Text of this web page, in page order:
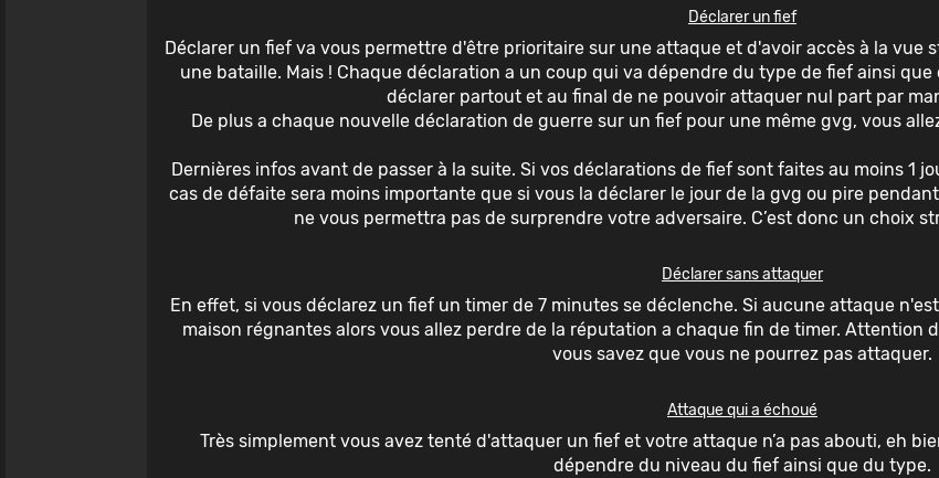
Déclarer un fief
Déclarer un fief va vous permettre d'être prioritaire sur une attaque et d'avoir accès à la
une bataille. Mais ! Chaque déclaration a un coup qui va dépendre du type de fief ainsi
déclarer partout et au final de ne pouvoir attaquer nul part par
De plus a chaque nouvelle déclaration de guerre sur un fief pour une même gvg, vous
Dernières infos avant de passer à la suite. Si vos déclarations de fief sont faites au moins 1
cas de défaite sera moins importante que si vous la déclarer le jour de la gvg ou pire
ne vous permettra pas de surprendre votre adversaire. C’est donc un choix
Déclarer sans attaquer
En effet, si vous déclarez un fief un timer de 7 minutes se déclenche. Si aucune attaque
maison régnantes alors vous allez perdre de la réputation a chaque fin de timer. Attention
vous savez que vous ne pourrez pas attaquer.
Attaque qui a échoué
Très simplement vous avez tenté d'attaquer un fief et votre attaque n’a pas abouti, eh
dépendre du niveau du fief ainsi que du type.